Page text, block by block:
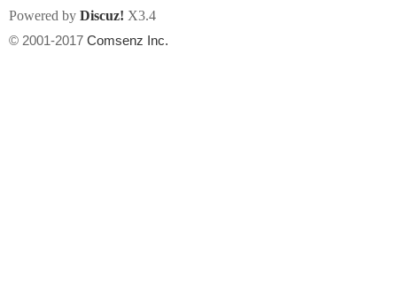
Powered by Discuz! X3.4
© 2001-2017 Comsenz Inc.